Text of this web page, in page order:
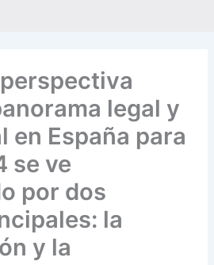
legal y
en España para
se ve
por dos
la
y la